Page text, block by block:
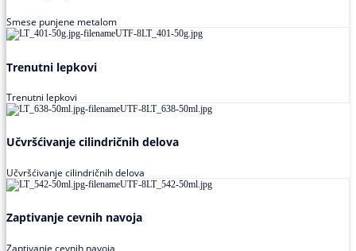
Smese punjene metalom
Trenutni lepkovi
Trenutni lepkovi
Učvršćivanje cilindričnih delova
Učvršćivanje cilindričnih delova
Zaptivanje cevnih navoja
Zaptivanje cevnih navoja